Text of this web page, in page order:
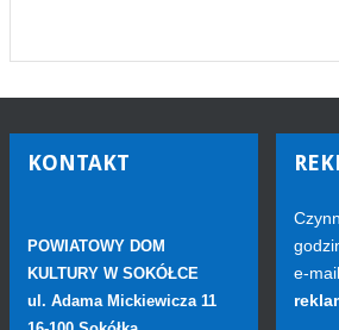
KONTAKT
POWIATOWY DOM
KULTURY W SOKÓŁCE
ul. Adama Mickiewicza 11
e-